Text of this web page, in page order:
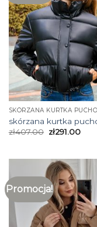
SKÓRZANA KURTKA
skórzana kurtka
zł407.00 zł291.00
Promocja!